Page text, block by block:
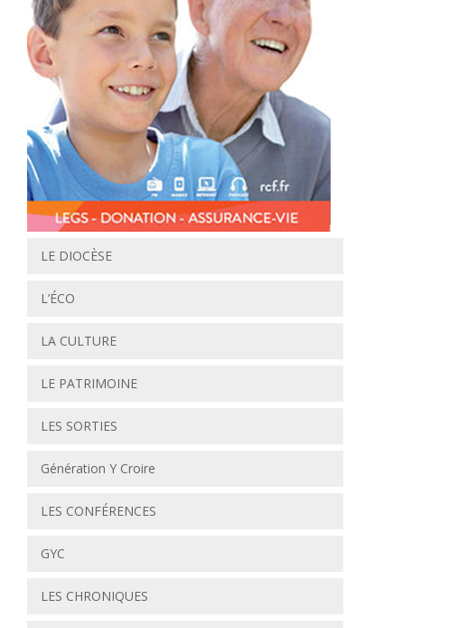
LE DIOCÈSE
L’ÉCO
LA CULTURE
LE PATRIMOINE
LES SORTIES
Génération Y Croire
LES CONFÉRENCES
GYC
LES CHRONIQUES